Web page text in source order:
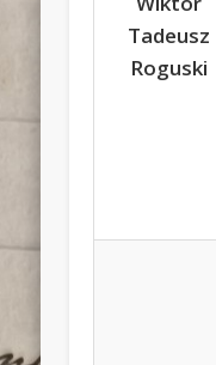
Tadeusz
Roguski